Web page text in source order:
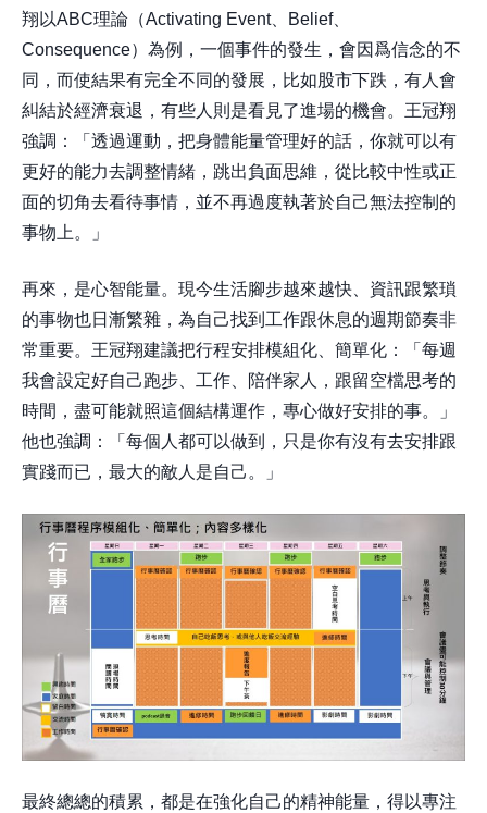
翔以ABC理論（Activating Event、Belief、
Consequence）為例，一個事件的發生，會因爲信念的不
同，而使結果有完全不同的發展，比如股市下跌，有人會
糾結於經濟衰退，有些人則是看見了進場的機會。王冠翔
強調：「透過運動，把身體能量管理好的話，你就可以有
更好的能力去調整情緒，跳出負面思維，從比較中性或正
面的切角去看待事情，並不再過度執著於自己無法控制的
事物上。」
再來，是心智能量。現今生活腳步越來越快、資訊跟繁瑣
的事物也日漸繁雜，為自己找到工作跟休息的週期節奏非
常重要。王冠翔建議把行程安排模組化、簡單化：「每週
我會設定好自己跑步、工作、陪伴家人，跟留空檔思考的
時間，盡可能就照這個結構運作，專心做好安排的事。」
他也強調：「每個人都可以做到，只是你有沒有去安排跟
實踐而已，最大的敵人是自己。」
最終總總的積累，都是在強化自己的精神能量，得以專注